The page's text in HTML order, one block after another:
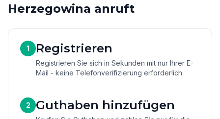
Herzegowina anruft
1 Registrieren
Registrieren Sie sich in Sekunden mit nur Ihrer E-
Mail - keine Telefonverifizierung erforderlich
2 Guthaben hinzufügen